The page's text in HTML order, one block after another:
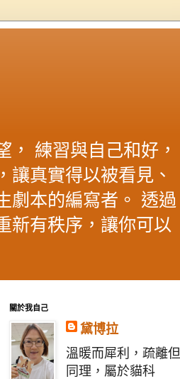
練習與自己和好，
讓真實得以被看見、
劇本的編寫者。 透過
新有秩序，讓你可以
關於我自己
黛博拉
溫暖而犀利，疏離但
同理，屬於貓科